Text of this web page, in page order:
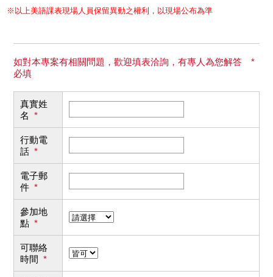
※以上美語課表現場人員保留異動之權利，以現場公布為準
如對本專案有相關問題，歡迎填表洽詢，有專人為您解答 *
必填
真實姓
名 *
行動電
話 *
電子郵
件 *
參加地
點 *
可聯絡
時間 *